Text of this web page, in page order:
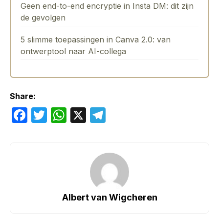
Geen end-to-end encryptie in Insta DM: dit zijn
de gevolgen
5 slimme toepassingen in Canva 2.0: van
ontwerptool naar AI-collega
Share:
F
T
W
p
X
gr
a
m
Albert van Wigcheren